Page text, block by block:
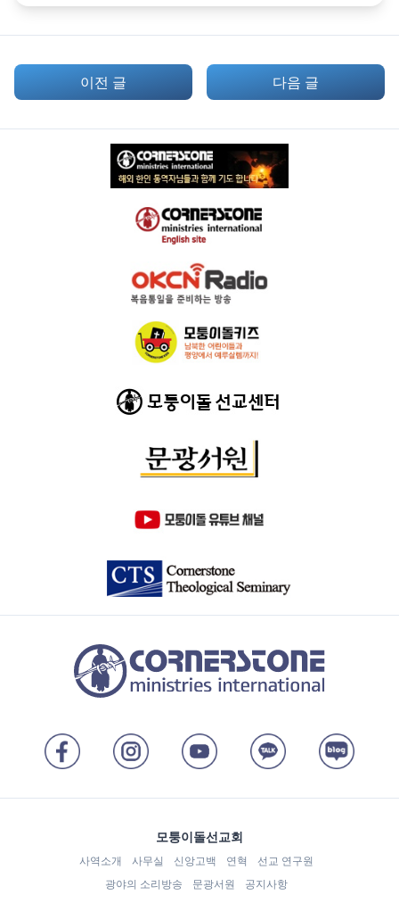
이전 글 다음 글
모퉁이돌선교회
사역소개 사무실 신앙고백 연혁
선교 연구원
광야의 소리방송
문광서원 공지사항